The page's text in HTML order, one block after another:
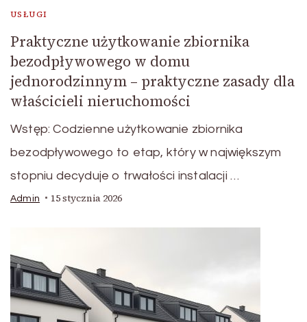
USŁUGI
Praktyczne użytkowanie zbiornika
bezodpływowego w domu
jednorodzinnym – praktyczne zasady dla
właścicieli nieruchomości
Wstęp: Codzienne użytkowanie zbiornika
bezodpływowego to etap, który w największym
stopniu decyduje o trwałości instalacji …
Admin 15 stycznia 2026